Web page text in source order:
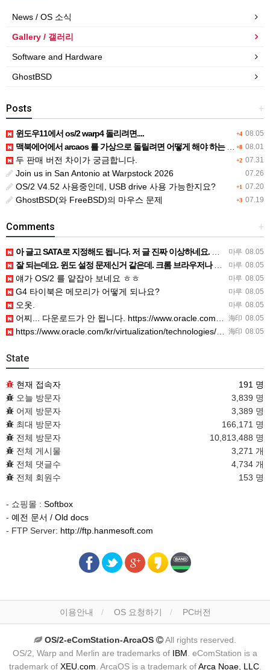
News / OS 소식
Gallery / 갤러리
Software and Hardware
GhostBSD
+
Posts
+4 08.05
윈도우11에서 os/2 warp4 돌리려면....
+8 08.01
맥북에어에서 arcaos 를 가상으로 돌릴려면 어떻게 해야 하는 지요?
+2 07.31
두 판매 버전 차이가 궁금합니다.
07.26
Join us in San Antonio at Warpstock 2026
+1 07.20
OS/2 V4.52 사용중인데, USB drive 사용 가능한지요?
+3 07.19
GhostBSD(와 FreeBSD)의 마우스 문제
+
Comments
마루 08.05
아 글고 SATA로 지정해도 됩니다. 저 글 진짜 이상하네요. 옛날꺼 퍼와서 그런거 같은데요.
마루 08.05
잘 되는데요. 윈도 설정 문제신거 같은데. 크롬 브라우저나 파폭으로 해 보세요
마루 08.05
얘가 OS/2 를 얕잡아 보네요 ㅎㅎ
마루 08.05
G4 타이북은 메모리가 어떻게 되나요?
마루 08.05
오옷.
海印 08.05
어찌... 다운로드가 안 됩니다. https://www.oracle.com/kr/virtualization/…
海印 08.05
https://www.oracle.com/kr/virtualization/technologies/vm/dow…
State
현재 접속자
191 명
오늘 방문자
3,839 명
어제 방문자
3,389 명
최대 방문자
166,171 명
전체 방문자
10,813,488 명
전체 게시물
3,271 개
전체 댓글수
4,734 개
전체 회원수
153 명
- 쇼핑몰 : Softbox
- 예전 문서 / Old docs
- FTP Server: http://ftp.hanmesoft.com
이용안내 OS 요청하기 PC버전
OS/2-eComStation-ArcaOS
All rights reserved.
OS/2, Warp and Merlin are trademarks of IBM . eComStation is a
trademark of XEU.com . ArcaOS is a trademark ofArca Noae, LLC.